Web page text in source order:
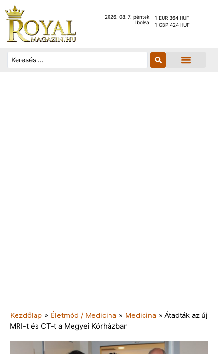
2026. 08. 7. péntek
Ibolya
1 EUR 364 HUF
1 GBP 424 HUF
Kezdőlap » Életmód / Medicina » Medicina » Átadták az új
MRI-t és CT-t a Megyei Kórházban